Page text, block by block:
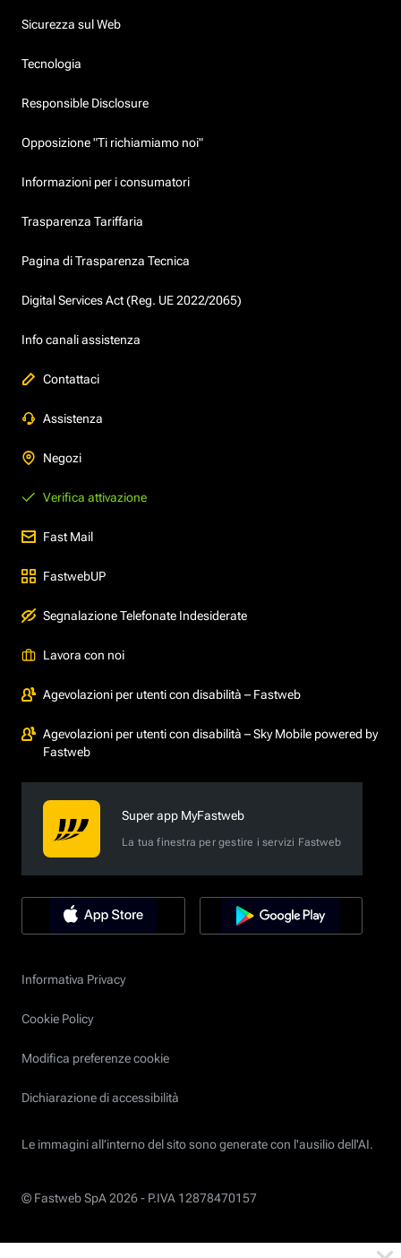
Sicurezza sul Web
Tecnologia
Responsible Disclosure
Opposizione "Ti richiamiamo noi"
Informazioni per i consumatori
Trasparenza Tariffaria
Pagina di Trasparenza Tecnica
Digital Services Act (Reg. UE 2022/2065)
Info canali assistenza
Contattaci
Assistenza
Negozi
Verifica attivazione
Fast Mail
FastwebUP
Segnalazione Telefonate Indesiderate
Lavora con noi
Agevolazioni per utenti con disabilità – Fastweb
Agevolazioni per utenti con disabilità – Sky Mobile powered by
Fastweb
Super app MyFastweb
La tua finestra per gestire i servizi Fastweb
Informativa Privacy
Cookie Policy
Modifica preferenze cookie
Dichiarazione di accessibilità
Le immagini all’interno del sito sono generate con l'ausilio dell'AI.
© Fastweb SpA 2026 - P.IVA 12878470157